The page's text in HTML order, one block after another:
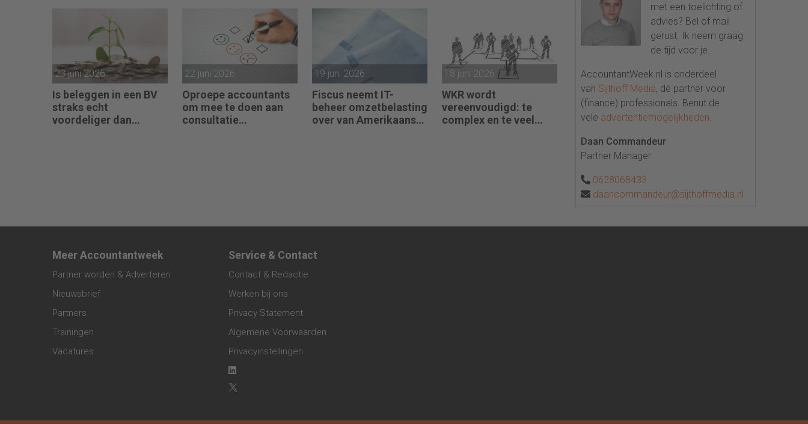
pakketkoeriers
23 juni 2026
Is beleggen in een BV
straks echt
voordeliger dan
22 juni 2026
Oproepe accountants
om mee te doen aan
consultatie
19 juni 2026
Fiscus neemt IT-
beheer omzetbelasting
over van Amerikaans
18 juni 2026
WKR wordt
vereenvoudigd: te
complex en te veel
met een toelichting of
advies? Bel of mail
gerust. Ik neem graag
de tijd voor je.
AccountantWeek.nl is onderdeel
van Sijthoff Media, dé partner voor
(finance) professionals. Benut de
vele advertentiemogelijkheden.
Daan Commandeur
Partner Manager
0628068433
daancommandeur@sijthoffmedia.nl
Meer Accountantweek
Partner worden & Adverteren
Nieuwsbrief
Partners
Trainingen
Vacatures
Service & Contact
Contact & Redactie
Werken bij ons
Privacy Statement
Algemene Voorwaarden
Privacyinstellingen